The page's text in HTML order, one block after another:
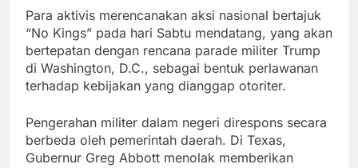
Para aktivis merencanakan aksi nasional bertajuk
“No Kings” pada hari Sabtu mendatang, yang akan
bertepatan dengan rencana parade militer Trump
di Washington, D.C., sebagai bentuk perlawanan
terhadap kebijakan yang dianggap otoriter.
Pengerahan militer dalam negeri direspons secara
berbeda oleh pemerintah daerah. Di Texas,
Gubernur Greg Abbott menolak memberikan